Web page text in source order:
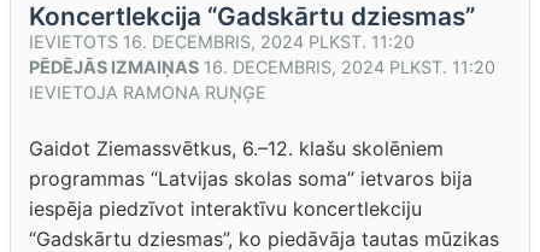
Koncertlekcija “Gadskārtu dziesmas”
IEVIETOTS 16. DECEMBRIS, 2024 PLKST. 11:20
PĒDĒJĀS IZMAIŅAS 16. DECEMBRIS, 2024 PLKST. 11:20
IEVIETOJA RAMONA RUŅĢE
Gaidot Ziemassvētkus, 6.–12. klašu skolēniem
programmas “Latvijas skolas soma” ietvaros bija
iespēja piedzīvot interaktīvu koncertlekciju
“Gadskārtu dziesmas”, ko piedāvāja tautas mūzikas